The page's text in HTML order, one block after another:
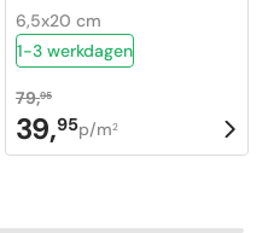
6,5x20 cm
1-3 werkdagen
79,95
Oorspronkelijke
prijs
39,95
Huidige
prijs
p/m2